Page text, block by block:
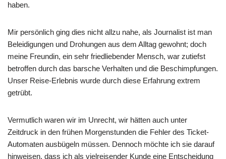
haben.
Mir persönlich ging dies nicht allzu nahe, als Journalist ist man
Beleidigungen und Drohungen aus dem Alltag gewohnt; doch
meine Freundin, ein sehr friedliebender Mensch, war zutiefst
betroffen durch das barsche Verhalten und die Beschimpfungen.
Unser Reise-Erlebnis wurde durch diese Erfahrung extrem
getrübt.
Vermutlich waren wir im Unrecht, wir hätten auch unter
Zeitdruck in den frühen Morgenstunden die Fehler des Ticket-
Automaten ausbügeln müssen. Dennoch möchte ich sie darauf
hinweisen, dass ich als vielreisender Kunde eine Entscheidung